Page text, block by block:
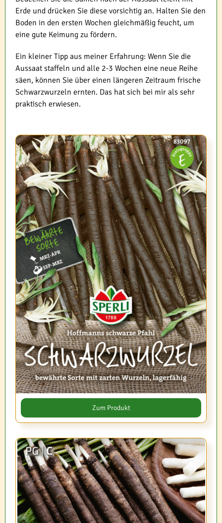
Erde und drücken Sie diese vorsichtig an. Halten Sie den
Boden in den ersten Wochen gleichmäßig feucht, um
eine gute Keimung zu fördern.
Ein kleiner Tipp aus meiner Erfahrung: Wenn Sie die
Aussaat staffeln und alle 2-3 Wochen eine neue Reihe
säen, können Sie über einen längeren Zeitraum frische
Schwarzwurzeln ernten. Das hat sich bei mir als sehr
praktisch erwiesen.
Zum Produkt